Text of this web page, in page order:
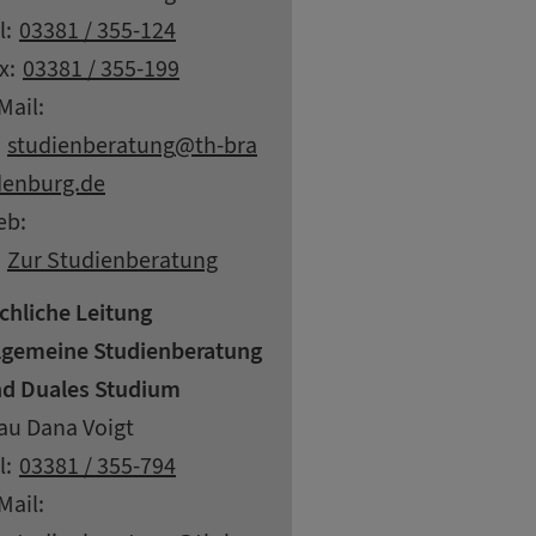
03381 / 355-124
03381 / 355-199
studienberatung
at
th-bra
de
Zur Studienberatung
Leitung
Studienberatung
Duales Studium
Dana Voigt
03381 / 355-794